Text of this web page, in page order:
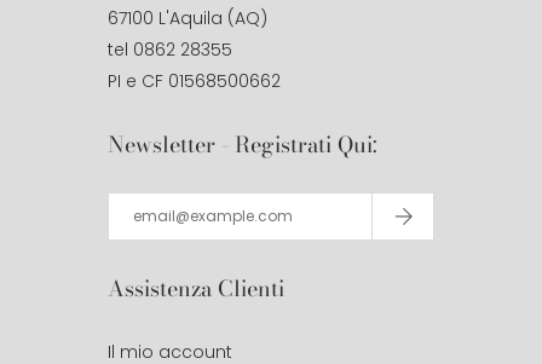
67100 L'Aquila (AQ)
tel 0862 28355
PI e CF 01568500662
Newsletter - Registrati Qui:
Assistenza Clienti
Il mio account